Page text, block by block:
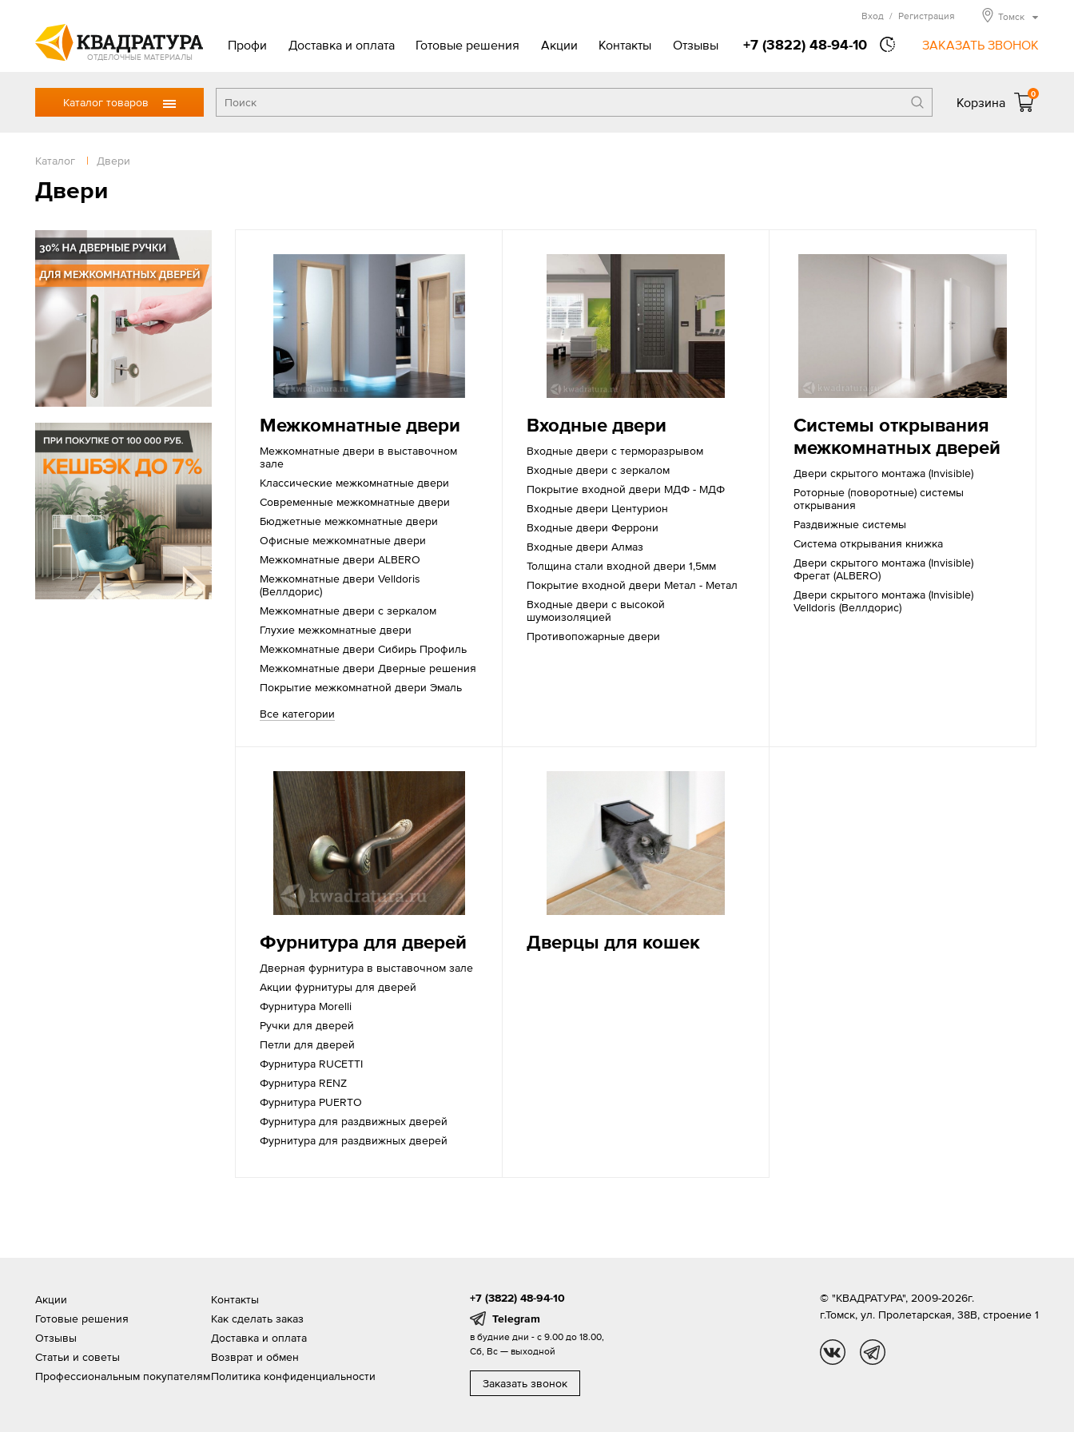
ОТДЕЛОЧНЫЕ МАТЕРИАЛЫ
Профи Доставка и оплата Готовые решения Акции Контакты Отзывы +7 (3822) 48-94-10 ЗАКАЗАТЬ ЗВОНОК
Вход / Регистрация Томск
Каталог товаров Корзина
0
Каталог | Двери
Двери
Межкомнатные двери
Межкомнатные двери в выставочном
зале
Классические межкомнатные двери
Современные межкомнатные двери
Бюджетные межкомнатные двери
Офисные межкомнатные двери
Межкомнатные двери ALBERO
Межкомнатные двери Velldoris
(Веллдорис)
Межкомнатные двери с зеркалом
Глухие межкомнатные двери
Межкомнатные двери Сибирь Профиль
Межкомнатные двери Дверные решения
Покрытие межкомнатной двери Эмаль
Все категории
Входные двери
Входные двери с терморазрывом
Входные двери с зеркалом
Покрытие входной двери МДФ - МДФ
Входные двери Центурион
Входные двери Феррони
Входные двери Алмаз
Толщина стали входной двери 1,5мм
Покрытие входной двери Метал - Метал
Входные двери с высокой
шумоизоляцией
Противопожарные двери
Системы открывания
межкомнатных дверей
Двери скрытого монтажа (Invisible)
Роторные (поворотные) системы
открывания
Раздвижные системы
Система открывания книжка
Двери скрытого монтажа (Invisible)
Фрегат (ALBERO)
Двери скрытого монтажа (Invisible)
Velldoris (Веллдорис)
Фурнитура для дверей
Дверная фурнитура в выставочном зале
Акции фурнитуры для дверей
Фурнитура Morelli
Ручки для дверей
Петли для дверей
Фурнитура RUCETTI
Фурнитура RENZ
Фурнитура PUERTO
Фурнитура для раздвижных дверей
Фурнитура для раздвижных дверей
Дверцы для кошек
Акции
Готовые решения
Отзывы
Статьи и советы
Профессиональным покупателям
Контакты
Как сделать заказ
Доставка и оплата
Возврат и обмен
Политика конфиденциальности
+7 (3822) 48-94-10
Telegram
в будние дни - с 9.00 до 18.00,
Сб, Вс — выходной
Заказать звонок
© "КВАДРАТУРА", 2009-2026г.
г.Томск, ул. Пролетарская, 38В, строение 1